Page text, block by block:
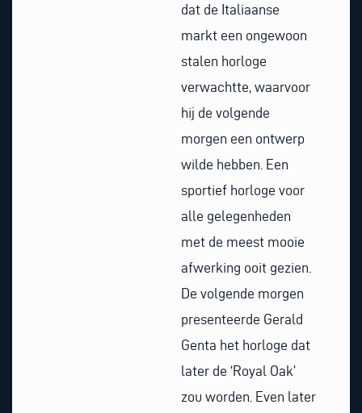
dat de Italiaanse
markt een ongewoon
stalen horloge
verwachtte, waarvoor
hij de volgende
morgen een ontwerp
wilde hebben. Een
sportief horloge voor
alle gelegenheden
met de meest mooie
afwerking ooit gezien.
De volgende morgen
presenteerde Gerald
Genta het horloge dat
later de ‘Royal Oak’
zou worden. Even later